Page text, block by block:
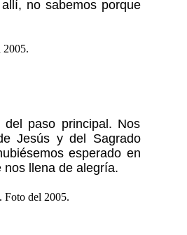
no sabemos porque
paso principal. Nos
Jesús y del Sagrado
esperado en
llena de alegría.